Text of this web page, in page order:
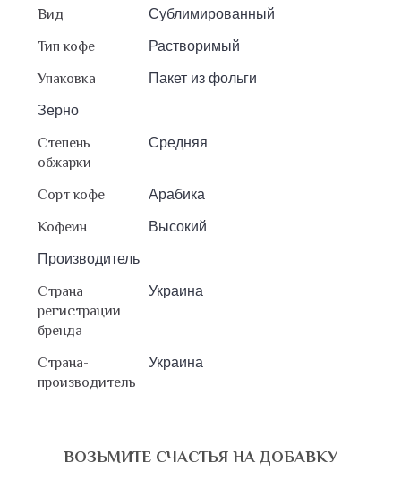
Вид Сублимированный
Тип кофе Растворимый
Упаковка Пакет из фольги
Зерно
Степень
обжарки
Средняя
Сорт кофе Арабика
Кофеин Высокий
Производитель
Страна
регистрации
бренда
Украина
Страна-
производитель
Украина
ВОЗЬМИТЕ СЧАСТЬЯ НА ДОБАВКУ